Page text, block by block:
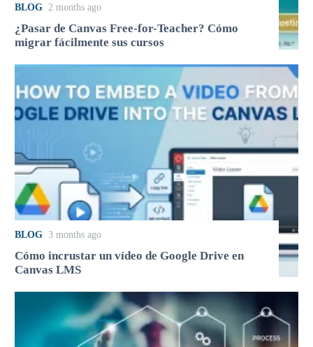
BLOG 2 months ago
¿Pasar de Canvas Free-for-Teacher? Cómo
migrar fácilmente sus cursos
BLOG 3 months ago
Cómo incrustar un vídeo de Google Drive en
Canvas LMS